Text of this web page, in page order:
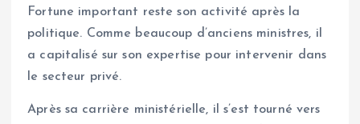
Fortune important reste son activité après la
politique. Comme beaucoup d’anciens ministres, il
a capitalisé sur son expertise pour intervenir dans
le secteur privé.
Après sa carrière ministérielle, il s’est tourné vers